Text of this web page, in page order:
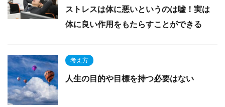
ストレスは体に悪いというのは嘘！実は
体に良い作用をもたらすことができる
考え方
人生の目的や目標を持つ必要はない